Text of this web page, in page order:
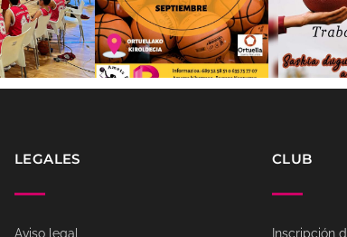
LEGALES
Aviso legal
CLUB
Inscripción